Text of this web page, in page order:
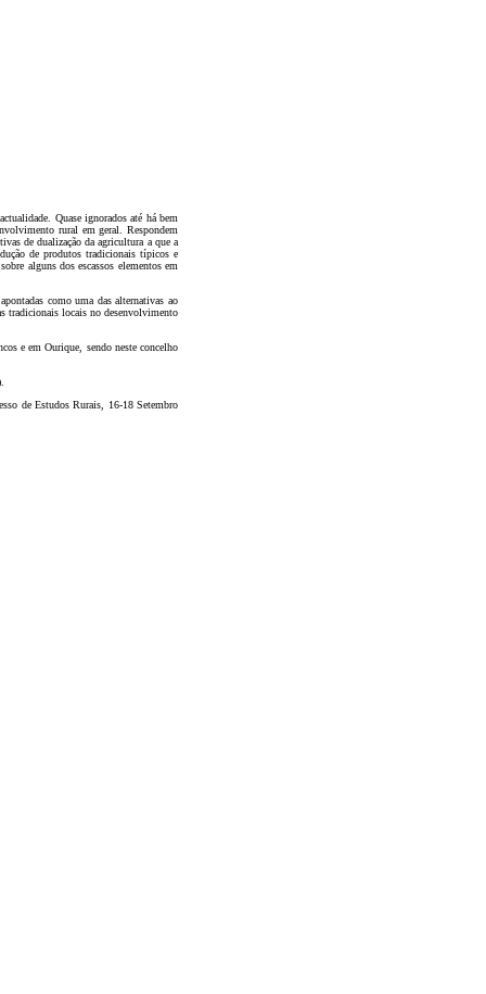
Quase ignorados até há bem
rural em geral. Respondem
de dualização da agricultura a que a
de produtos tradicionais típicos e
alguns dos escassos elementos em
como uma das alternativas ao
tradicionais locais no desenvolvimento
e em Ourique, sendo neste concelho
de Estudos Rurais, 16-18 Setembro